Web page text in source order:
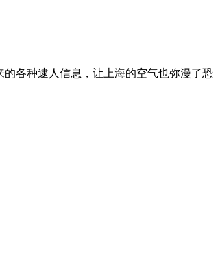
各种逮人信息，让上海的空气也弥漫了恐